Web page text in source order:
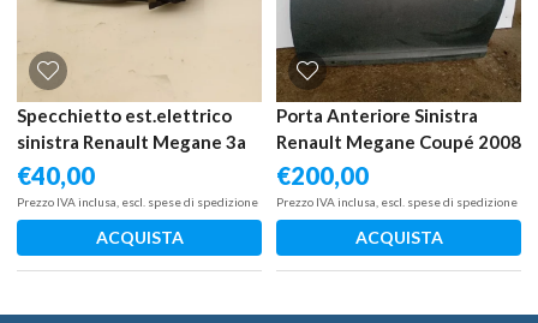
Specchietto est.elettrico
sinistra Renault Megane 3a
Serie (2008 – oggi) 1.5 81 KW
diesel 963020181R K9...
€40,00
Prezzo IVA inclusa, escl. spese di spedizione
ACQUISTA
Porta Anteriore Sinistra
Renault Megane Coupé 2008
– 2014
€200,00
Prezzo IVA inclusa, escl. spese di spedizione
ACQUISTA